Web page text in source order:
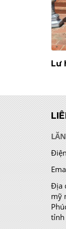
Lư
Địa
mỹ
tỉnh